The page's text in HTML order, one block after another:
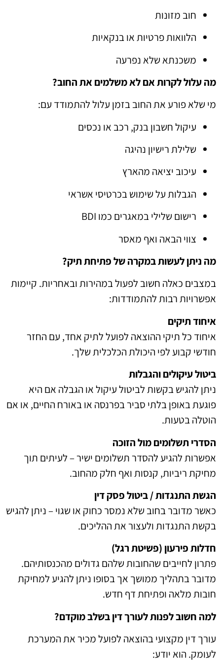
חוב מזונות
הלוואות פרטיות או בנקאיות
משכנתא שלא נפרעה
מה עלול לקרות אם לא משלמים את החוב?
מי שלא פורע את החוב בזמן עלול להתמודד עם:
עיקול חשבון בנק, רכב או נכסים
שלילת רישיון נהיגה
עיכוב יציאה מהארץ
הגבלות על שימוש בכרטיסי אשראי
רישום שלילי במאגרים כמו BDI
צווי הבאה ואף מאסר
מה ניתן לעשות במקרה של פתיחת תיק?
במצבים כאלה חשוב לפעול במהירות ובאחריות. קיימות
אפשרויות רבות להתמודדות:
איחוד תיקים
איחוד כל תיקי ההוצאה לפועל לתיק אחד, עם החזר
חודשי קבוע לפי היכולת הכלכלית שלך.
ביטול עיקולים והגבלות
ניתן להגיש בקשות לביטול עיקול או הגבלה אם היא
פוגעת באופן בלתי סביר בפרנסה או באורח החיים, או אם
הוטלה בטעות.
הסדרי תשלומים מול הזוכה
אפשרות להגיע להסדר תשלומים ישיר – לעיתים תוך
מחיקת ריביות, קנסות ואף חלק מהחוב.
הגשת התנגדות / ביטול פסק דין
כאשר מדובר בחוב שלא נמסר כחוק או שגוי – ניתן להגיש
בקשת התנגדות ולעצור את ההליכים.
חדלות פירעון (פשיטת רגל)
פתרון לחייבים שהחובות שלהם גדולים מהכנסותיהם.
מדובר בתהליך ממושך אך בסופו ניתן להגיע למחיקת
חובות מלאה ופתיחת דף חדש.
למה חשוב לפנות לעורך דין בשלב מוקדם?
עורך דין מקצועי בהוצאה לפועל מכיר את המערכת
לעומק. הוא יודע: